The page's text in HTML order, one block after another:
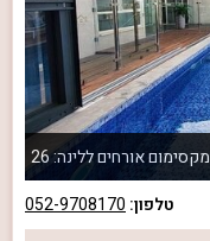
מקסימום אורחים ללינה: 26
טלפון: 052-9708170